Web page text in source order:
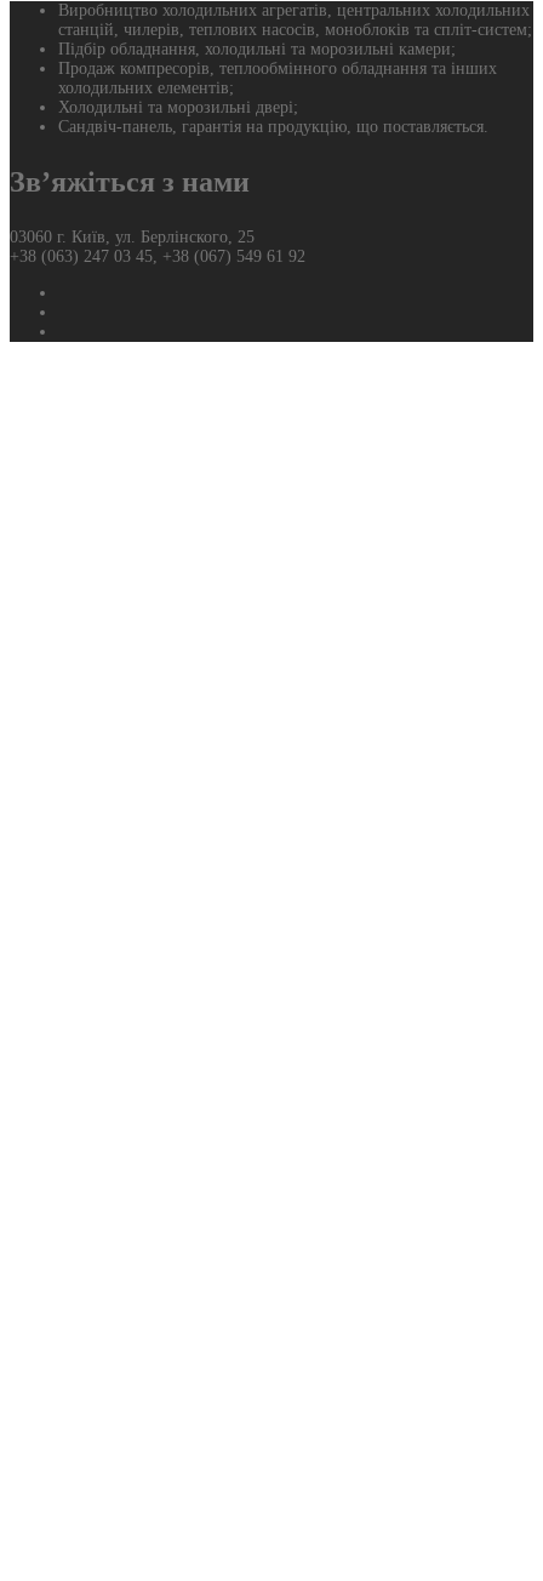
Виробництво холодильних агрегатів, центральних холодильних
станцій, чилерів, теплових насосів, моноблоків та спліт-систем;
Підбір обладнання, холодильні та морозильні камери;
Продаж компресорів, теплообмінного обладнання та інших
холодильних елементів;
Холодильні та морозильні двері;
Сандвіч-панель, гарантія на продукцію, що поставляється.
Зв’яжіться з нами
03060 г. Київ, ул. Берлінского, 25
+38 (063) 247 03 45, +38 (067) 549 61 92